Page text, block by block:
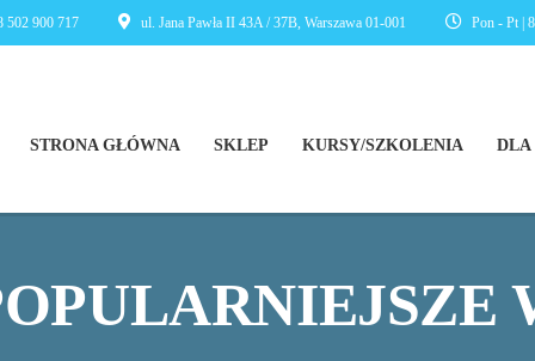
Pon - Pt |
ul. Jana Pawła II 43A / 37B, Warszawa 01-001
502 900 717
STRONA GŁÓWNA SKLEP KURSY/SZKOLENIA DLA